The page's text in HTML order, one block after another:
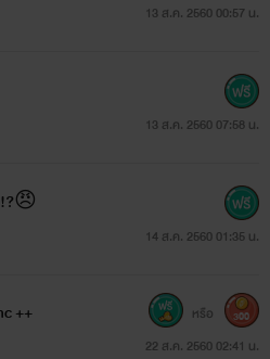
13 ส.ค. 2560 00:57 น.
13 ส.ค. 2560 07:58 น.
!?😠
14 ส.ค. 2560 01:35 น.
++
22 ส.ค. 2560 02:41 น.
หรือ 300